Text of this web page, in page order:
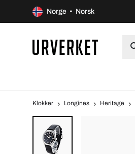
Norge • Norsk
Klokker Longines Heritage